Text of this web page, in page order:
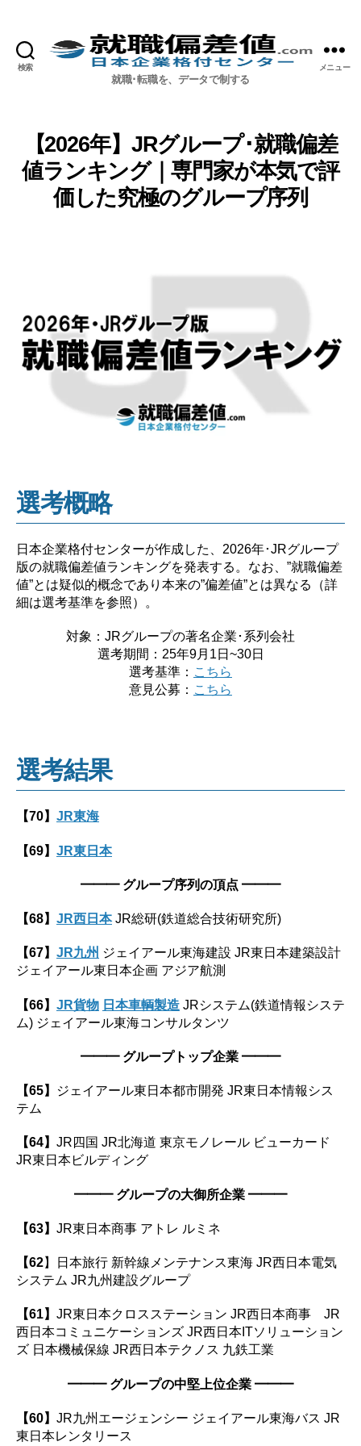
検索 就職偏差値.com【公式】
就職･転職を、データで制する
メニュー
【2026年】JRグループ･就職偏差
値ランキング｜専門家が本気で評
価した究極のグループ序列
選考概略
日本企業格付センターが作成した、2026年･JRグループ
版の就職偏差値ランキングを発表する。なお、”就職偏差
値”とは疑似的概念であり本来の”偏差値”とは異なる（詳
細は選考基準を参照）。
対象：JRグループの著名企業･系列会社
選考期間：25年9月1日~30日
選考基準： こちら
意見公募： こちら
選考結果
【70】 JR東海
【69】 JR東日本
━━━ グループ序列の頂点 ━━━
【68】 JR西日本JR総研(鉄道総合技術研究所)
【67】 JR九州 ジェイアール東海建設 JR東日本建築設計
ジェイアール東日本企画 アジア航測
【66】 JR貨物 日本車輌製造 JRシステム(鉄道情報システ
ム) ジェイアール東海コンサルタンツ
━━━ グループトップ企業 ━━━
【65】
ジェイアール東日本都市開発 JR東日本情報シス
テム
【64】 JR四国 JR北海道 東京モノレール ビューカード
JR東日本ビルディング
━━━ グループの大御所企業 ━━━
【63】 JR東日本商事 アトレ ルミネ
【62】日本旅行 新幹線メンテナンス東海 JR西日本電気
システム JR九州建設グループ
【61】 JR東日本クロスステーション JR西日本商事 JR
西日本コミュニケーションズ JR西日本ITソリューション
ズ 日本機械保線 JR西日本テクノス 九鉄工業
━━━ グループの中堅上位企業 ━━━
【60】 JR九州エージェンシー ジェイアール東海バス JR
東日本レンタリース